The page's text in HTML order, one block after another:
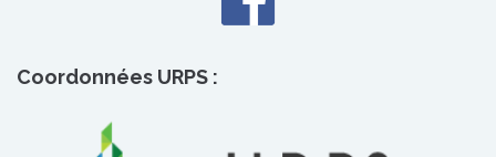
Coordonnées URPS :